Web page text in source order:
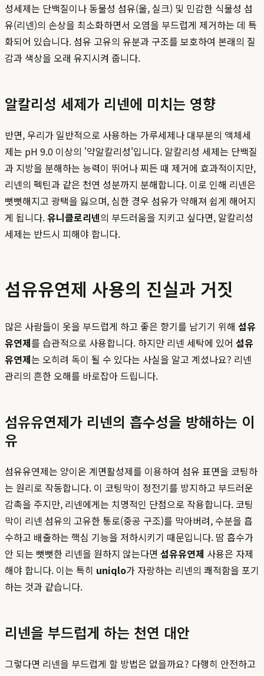
성세제는 단백질이나 동물성 섬유(울, 실크) 및 민감한 식물성 섬
유(리넨)의 손상을 최소화하면서 오염을 부드럽게 제거하는 데 특
화되어 있습니다. 섬유 고유의 유분과 구조를 보호하여 본래의 질
감과 색상을 오래 유지시켜 줍니다.
알칼리성 세제가 리넨에 미치는 영향
반면, 우리가 일반적으로 사용하는 가루세제나 대부분의 액체세
제는 pH 9.0 이상의 '약알칼리성'입니다. 알칼리성 세제는 단백질
과 지방을 분해하는 능력이 뛰어나 찌든 때 제거에 효과적이지만,
리넨의 펙틴과 같은 천연 성분까지 분해합니다. 이로 인해 리넨은
뻣뻣해지고 광택을 잃으며, 심한 경우 섬유가 약해져 쉽게 해어지
게 됩니다.유니클로리넨의 부드러움을 지키고 싶다면, 알칼리성
세제는 반드시 피해야 합니다.
섬유유연제 사용의 진실과 거짓
많은 사람들이 옷을 부드럽게 하고 좋은 향기를 남기기 위해 섬유
유연제를 습관적으로 사용합니다. 하지만 리넨 세탁에 있어 섬유
유연제는 오히려 독이 될 수 있다는 사실을 알고 계셨나요? 리넨
관리의 흔한 오해를 바로잡아 드립니다.
섬유유연제가 리넨의 흡수성을 방해하는 이
유
섬유유연제는 양이온 계면활성제를 이용하여 섬유 표면을 코팅하
는 원리로 작동합니다. 이 코팅막이 정전기를 방지하고 부드러운
감촉을 주지만, 리넨에게는 치명적인 단점으로 작용합니다. 코팅
막이 리넨 섬유의 고유한 통로(중공 구조)를 막아버려, 수분을 흡
수하고 배출하는 핵심 기능을 저하시키기 때문입니다. 땀 흡수가
안 되는 뻣뻣한 리넨을 원하지 않는다면 섬유유연제 사용은 자제
해야 합니다. 이는 특히 uniqlo가 자랑하는 리넨의 쾌적함을 포기
하는 것과 같습니다.
리넨을 부드럽게 하는 천연 대안
그렇다면 리넨을 부드럽게 할 방법은 없을까요? 다행히 안전하고